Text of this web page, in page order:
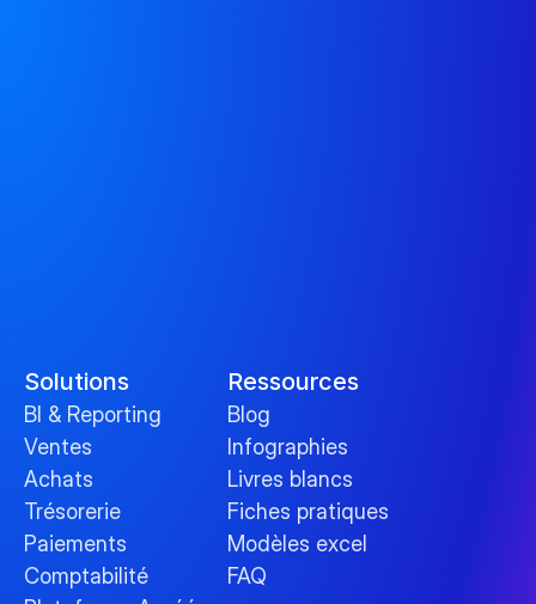
Solutions
BI & Reporting
Ventes
Achats
Trésorerie
Paiements
Comptabilité
Ressources
Blog
Infographies
Livres blancs
Fiches pratiques
Modèles excel
FAQ